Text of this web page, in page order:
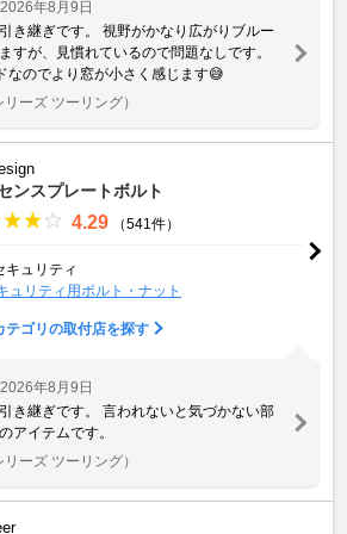
2026年8月9日
き継ぎです。 視野がかなり広がりブルー
すが、見慣れているので問題なしです。
なのでより窓が小さく感じます😅
リーズ ツーリング）
ンスプレートボルト
4.29 （541件）
キュリティ
ュリティ用ボルト・ナット
テゴリの取付店を探す
2026年8月9日
き継ぎです。 言われないと気づかない部
アイテムです。
リーズ ツーリング）